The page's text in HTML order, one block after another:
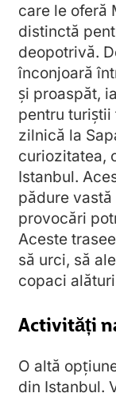
care le oferă
distinctă
deopotrivă.
înconjoară
și proaspăt,
pentru
zilnică la
curiozitatea,
Istanbul.
pădure
provocări
Aceste
să urci, să
copaci
Activități
O altă
din Istanbul.